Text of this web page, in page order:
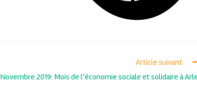
Article suivant
Novembre 2019: Mois de l’économie sociale et solidaire à